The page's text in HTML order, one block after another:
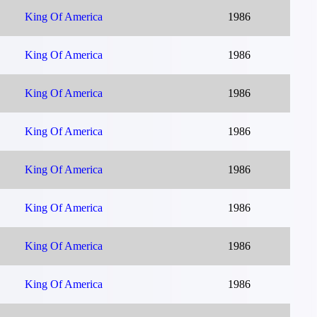
King Of America 1986
King Of America 1986
King Of America 1986
King Of America 1986
King Of America 1986
King Of America 1986
King Of America 1986
King Of America 1986